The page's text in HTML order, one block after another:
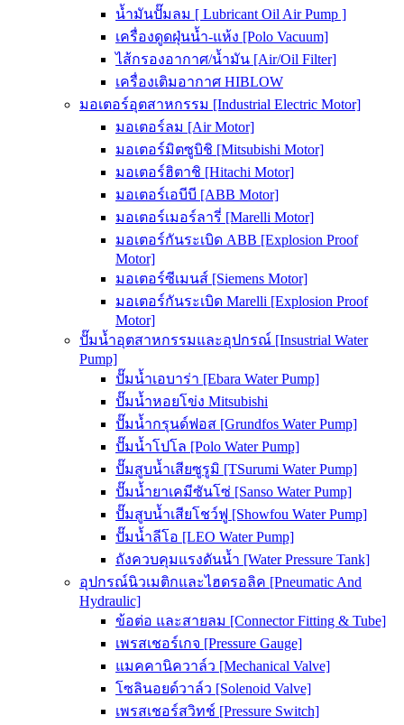
น้ำมันปั๊มลม [ Lubricant Oil Air Pump ]
เครื่องดูดฝุ่นน้ำ-แห้ง [Polo Vacuum]
ไส้กรองอากาศ/น้ำมัน [Air/Oil Filter]
เครื่องเติมอากาศ HIBLOW
มอเตอร์อุตสาหกรรม [Industrial Electric Motor]
มอเตอร์ลม [Air Motor]
มอเตอร์มิตซูบิชิ [Mitsubishi Motor]
มอเตอร์ฮิตาชิ [Hitachi Motor]
มอเตอร์เอบีบี [ABB Motor]
มอเตอร์เมอร์ลารี่ [Marelli Motor]
มอเตอร์กันระเบิด ABB [Explosion Proof
Motor]
มอเตอร์ซีเมนส์ [Siemens Motor]
มอเตอร์กันระเบิด Marelli [Explosion Proof
Motor]
ปั๊มน้ำอุตสาหกรรมและอุปกรณ์ [Insustrial Water
Pump]
ปั๊มน้ำเอบาร่า [Ebara Water Pump]
ปั๊มน้ำหอยโข่ง Mitsubishi
ปั๊มน้ำกรุนด์ฟอส [Grundfos Water Pump]
ปั๊มน้ำโปโล [Polo Water Pump]
ปั๊มสูบน้ำเสียซูรูมิ [TSurumi Water Pump]
ปั๊มน้ำยาเคมีซันโซ่ [Sanso Water Pump]
ปั๊มสูบน้ำเสียโชว์ฟู [Showfou Water Pump]
ปั๊มน้ำลีโอ [LEO Water Pump]
ถังควบคุมแรงดันน้ำ [Water Pressure Tank]
อุปกรณ์นิวเมติกและไฮดรอลิค [Pneumatic And
Hydraulic]
ข้อต่อ และสายลม [Connector Fitting & Tube]
เพรสเชอร์เกจ [Pressure Gauge]
แมคคานิควาล์ว [Mechanical Valve]
โซลินอยด์วาล์ว [Solenoid Valve]
เพรสเชอร์สวิทช์ [Pressure Switch]